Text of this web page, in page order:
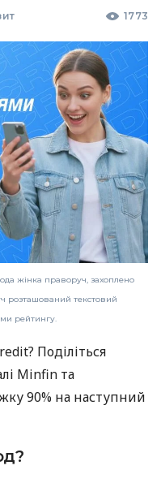
1773
жінка праворуч, захоплено
розташований текстовий
рейтингу.
Поділіться
Minfin та
90% на наступний